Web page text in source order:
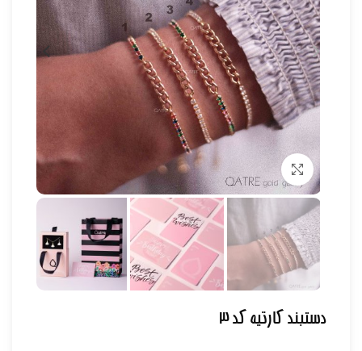
برای بزرگنمایی کلیک کنید
دستبند کارتیه کد 3